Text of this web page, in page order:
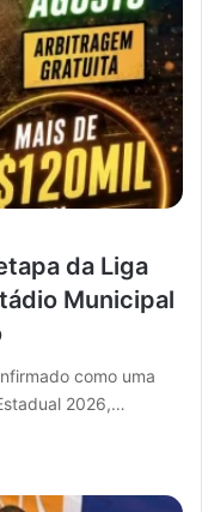
da Liga
Municipal
como uma
2026,…